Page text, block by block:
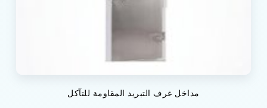
مداخل غرف التبريد المقاومة للتآكل